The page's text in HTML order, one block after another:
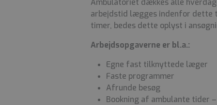
arbejdstid lægges indenfor dette
timer, bedes dette oplyst i
Arbejdsopgaverne er bl.a.:
Egne fast tilknyttede læger
Faste programmer
Afrunde besøg
Bookning af ambulante tider